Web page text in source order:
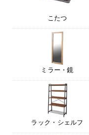
こたつ
ミラー・鏡
ラック・シェルフ